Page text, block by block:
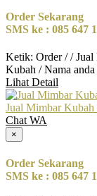
Order Sekarang
SMS ke : 085 647
Ketik: Order / /
Kubah / Nama
Lihat Detail
Jual Mimbar
Chat WA
×
Order Sekarang
SMS ke : 085 647